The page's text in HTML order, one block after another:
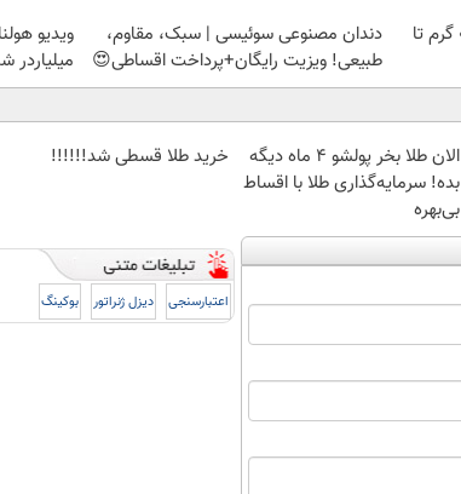
خرید شمش پلمپ طلاسی، از ۰.۵ گرم تا
دندان مصنوعی سوئیسی | سبک، مقاوم،
طبیعی! ویزیت رایگان+پرداخت اقساطی😍
ویدیو
میلیاردر
الان طلا بخر پولشو 4 ماه دیگه
بده! سرمایه‌گذاری طلا با اقساط
بی‌بهره
خرید طلا قسطی شد!!!!!!
اعتبارسنجی دیزل ژنراتور بوکینگ